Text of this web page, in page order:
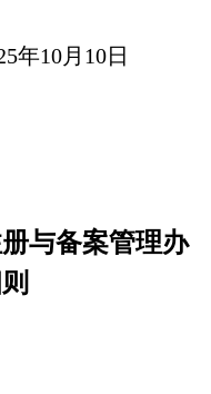
10日
与备案管理办